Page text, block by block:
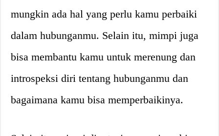
mungkin ada hal yang perlu kamu perbaiki
dalam hubunganmu. Selain itu, mimpi juga
bisa membantu kamu untuk merenung dan
introspeksi diri tentang hubunganmu dan
bagaimana kamu bisa memperbaikinya.